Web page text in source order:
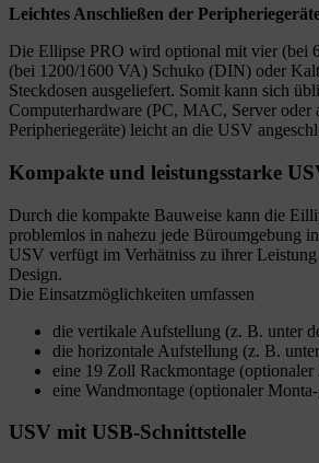
Leichtes Anschließen der
Die Ellipse PRO wird optional mit vier (bei
(bei 1200/1600 VA) Schuko (DIN) oder
Steckdosen ausgeliefert. Somit kann sich
Computerhardware (PC, MAC, Server oder
Peripheriegeräte) leicht an die USV
Kompakte und leistungsstarke
Durch die kompakte Bauweise kann die
problemlos in nahezu jede Büroumgebung
USV verfügt im Verhätniss zu ihrer
Design.
Die Einsatzmöglichkeiten umfassen
die vertikale Aufstellung (z. B. unter
die horizontale Aufstellung (z. B.
eine 19 Zoll Rackmontage (optionaler
eine Wandmontage (optionaler Monta-
USV mit USB-Schnittstelle